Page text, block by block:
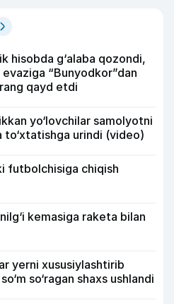
hisobda g‘alaba qozondi,
“Bunyodkor”dan
qayd etdi
yo‘lovchilar samolyotni
to‘xtatishga urindi (video)
futbolchisiga chiqish
kemasiga raketa bilan
yerni xususiylashtirib
so‘ragan shaxs ushlandi